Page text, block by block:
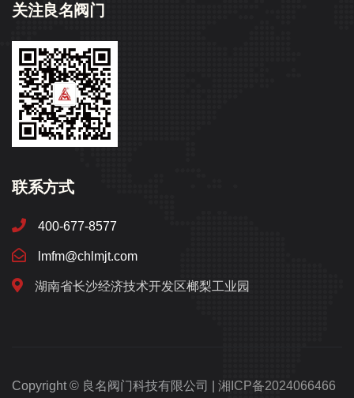
关注良名阀门
联系方式
400-677-8577
lmfm@chlmjt.com
湖南省长沙经济技术开发区榔梨工业园
Copyright © 良名阀门科技有限公司 | 湘ICP备2024066466